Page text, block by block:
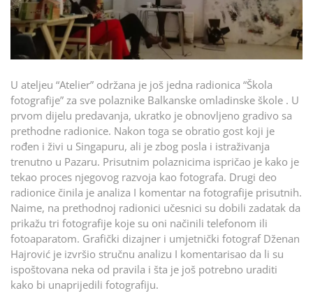
U ateljeu “Atelier” održana je još jedna radionica “Škola
fotografije” za sve polaznike Balkanske omladinske škole . U
prvom dijelu predavanja, ukratko je obnovljeno gradivo sa
prethodne radionice. Nakon toga se obratio gost koji je
rođen i živi u Singapuru, ali je zbog posla i istraživanja
trenutno u Pazaru. Prisutnim polaznicima ispričao je kako je
tekao proces njegovog razvoja kao fotografa. Drugi deo
radionice činila je analiza I komentar na fotografije prisutnih.
Naime, na prethodnoj radionici učesnici su dobili zadatak da
prikažu tri fotografije koje su oni načinili telefonom ili
fotoaparatom. Grafički dizajner i umjetnički fotograf Dženan
Hajrović je izvršio stručnu analizu I komentarisao da li su
ispoštovana neka od pravila i šta je još potrebno uraditi
kako bi unaprijedili fotografiju.